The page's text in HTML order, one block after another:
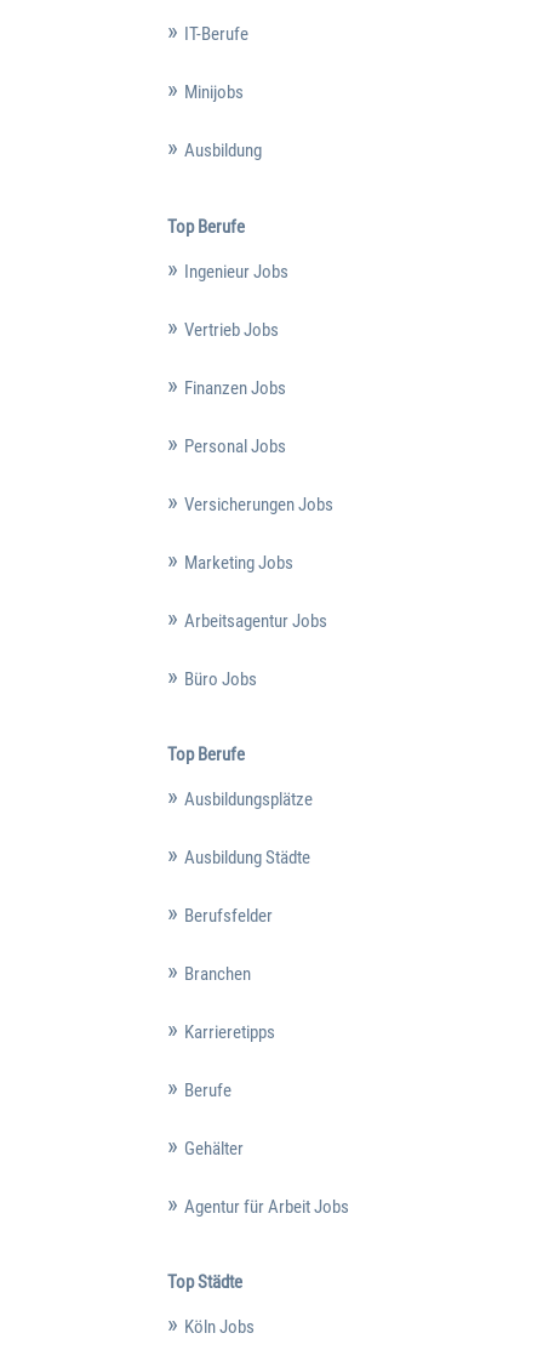
IT-Berufe
Minijobs
Ausbildung
Top Berufe
Ingenieur Jobs
Vertrieb Jobs
Finanzen Jobs
Personal Jobs
Versicherungen Jobs
Marketing Jobs
Arbeitsagentur Jobs
Büro Jobs
Top Berufe
Ausbildungsplätze
Ausbildung Städte
Berufsfelder
Branchen
Karrieretipps
Berufe
Gehälter
Agentur für Arbeit Jobs
Top Städte
Köln Jobs